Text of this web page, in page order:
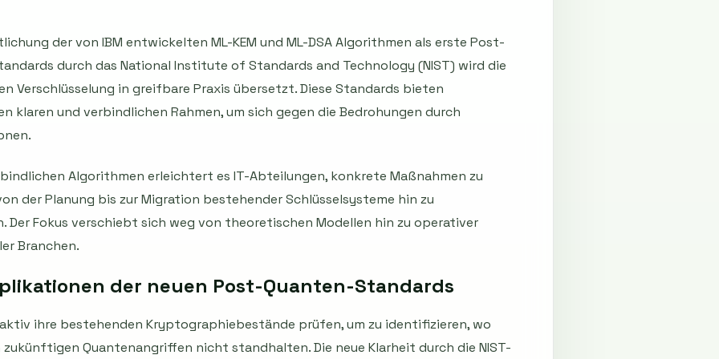
der von IBM entwickelten ML-KEM und ML-DSA Algorithmen als erste Post-
durch das National Institute of Standards and Technology (NIST) wird die
Verschlüsselung in greifbare Praxis übersetzt. Diese Standards bieten
klaren und verbindlichen Rahmen, um sich gegen die Bedrohungen durch
Algorithmen erleichtert es IT-Abteilungen, konkrete Maßnahmen zu
der Planung bis zur Migration bestehender Schlüsselsysteme hin zu
Der Fokus verschiebt sich weg von theoretischen Modellen hin zu operativer
Branchen.
der neuen Post-Quanten-Standards
ihre bestehenden Kryptographiebestände prüfen, um zu identifizieren, wo
zukünftigen Quantenangriffen nicht standhalten. Die neue Klarheit durch die NIST-